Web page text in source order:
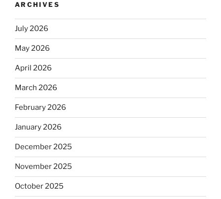
ARCHIVES
July 2026
May 2026
April 2026
March 2026
February 2026
January 2026
December 2025
November 2025
October 2025